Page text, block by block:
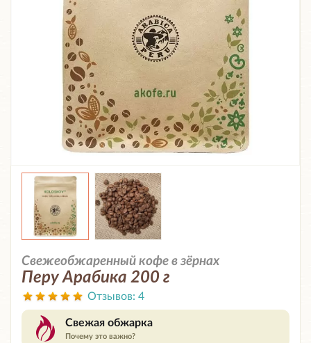
Свежеобжаренный кофе в зёрнах
Перу Арабика 200 г
Отзывов: 4
Свежая обжарка
Почему это важно?